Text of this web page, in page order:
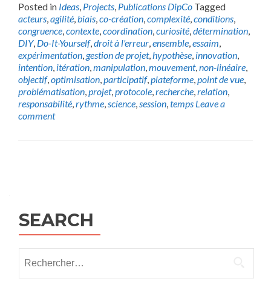
Posted in Ideas, Projects, Publications DipCo Tagged
acteurs,agilité,biais,co-création,complexité,conditions,
congruence,contexte,coordination,curiosité,détermination,
DIY, Do-It-Yourself,droit à l'erreur,ensemble,essaim,
expérimentation,gestion de projet,hypothèse, innovation,
intention, itération,manipulation,mouvement,non-linéaire,
objectif,optimisation,participatif,plateforme,point de vue,
problématisation,projet,protocole,recherche,relation,
responsabilité,rythme,science,session,temps Leave a
comment
SEARCH